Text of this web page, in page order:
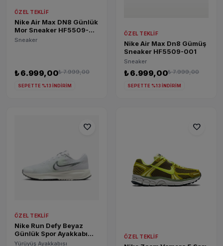
ÖZEL TEKLIF
Nike Air Max DN8 Günlük
Mor Sneaker HF5509-
500
Sneaker
₺ 6.999,00₺ 7.999,00
SEPETTE %13 İNDİRİM
ÖZEL TEKLIF
Nike Air Max Dn8 Gümüş
Sneaker HF5509-001
Sneaker
₺ 6.999,00₺ 7.999,00
SEPETTE %13 İNDİRİM
favorite
ÖZEL TEKLIF
Nike Run Defy Beyaz
Günlük Spor Ayakkabı
HM9593-104
Yürüyüş Ayakkabısı
favorite
ÖZEL TEKLIF